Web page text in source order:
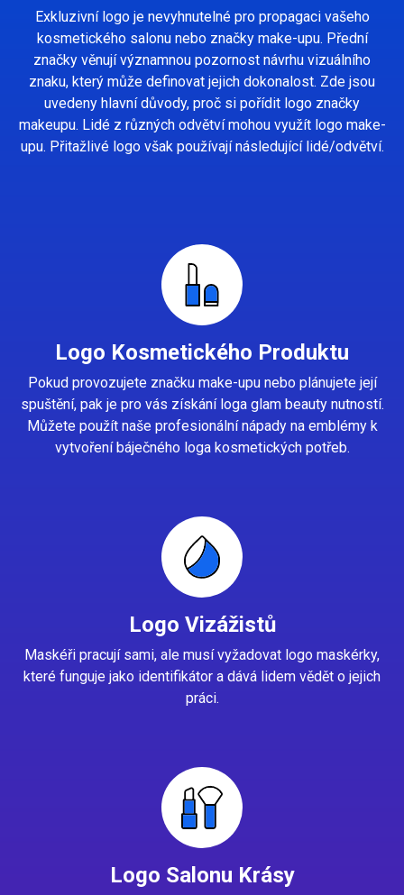
Exkluzivní logo je nevyhnutelné pro propagaci vašeho
kosmetického salonu nebo značky make-upu. Přední
značky věnují významnou pozornost návrhu vizuálního
znaku, který může definovat jejich dokonalost. Zde jsou
uvedeny hlavní důvody, proč si pořídit logo značky
makeupu. Lidé z různých odvětví mohou využít logo make-
upu. Přitažlivé logo však používají následující lidé/odvětví.
Logo Kosmetického Produktu
Pokud provozujete značku make-upu nebo plánujete její
spuštění, pak je pro vás získání loga glam beauty nutností.
Můžete použít naše profesionální nápady na emblémy k
vytvoření báječného loga kosmetických potřeb.
Logo Vizážistů
Maskéři pracují sami, ale musí vyžadovat logo maskérky,
které funguje jako identifikátor a dává lidem vědět o jejich
práci.
Logo Salonu Krásy